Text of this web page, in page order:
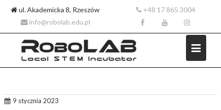
Skip
ul. Akademicka 8, Rzeszów
+48 17 865 3004
info@robolab.edu.pl
9 stycznia 2023